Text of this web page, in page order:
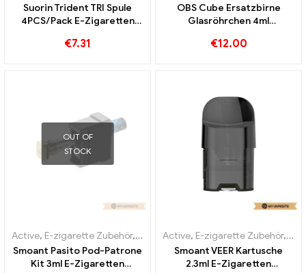
Suorin Trident TRI Spule
4PCS/Pack E-Zigaretten
€7.31
OBS Cube Ersatzbirne
Glasröhrchen 4ml
Großhandel丨Custom
€12.00
OUT OF
STOCK
Active, E-zigarette Zubehör, Verdampfer
Smoant Pasito Pod-Patrone
Kit 3ml E-Zigaretten
Active, E-zigarette Zubehör,
Smoant VEER Kartusche
2.3ml E-Zigaretten